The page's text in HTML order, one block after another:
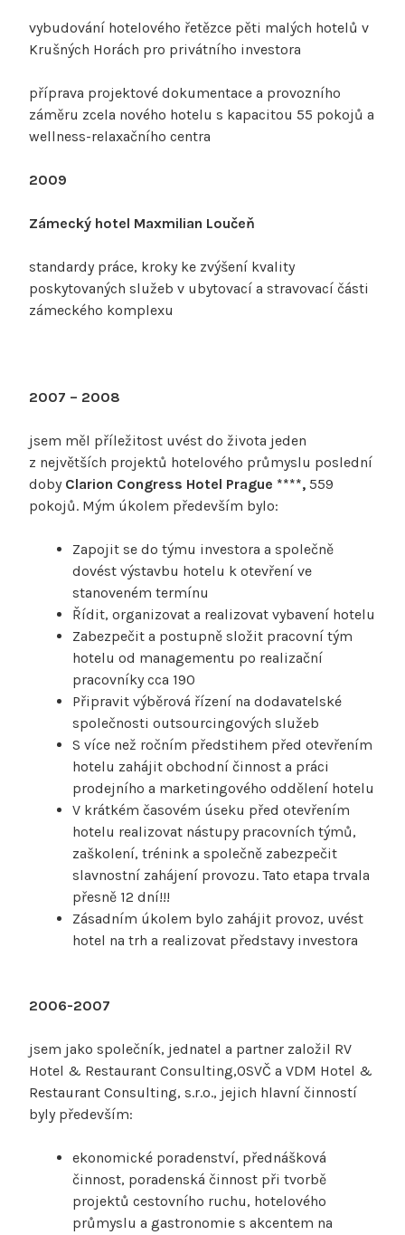
vybudování hotelového řetězce pěti malých hotelů v
Krušných Horách pro privátního investora
příprava projektové dokumentace a provozního
záměru zcela nového hotelu s kapacitou 55 pokojů a
wellness-relaxačního centra
2009
Zámecký hotel Maxmilian Loučeň
standardy práce, kroky ke zvýšení kvality
poskytovaných služeb v ubytovací a stravovací části
zámeckého komplexu
2007 – 2008
jsem měl příležitost uvést do života jeden
z největších projektů hotelového průmyslu poslední
doby Clarion Congress Hotel Prague ****, 559
pokojů. Mým úkolem především bylo:
Zapojit se do týmu investora a společně
dovést výstavbu hotelu k otevření ve
stanoveném termínu
Řídit, organizovat a realizovat vybavení hotelu
Zabezpečit a postupně složit pracovní tým
hotelu od managementu po realizační
pracovníky cca 190
Připravit výběrová řízení na dodavatelské
společnosti outsourcingových služeb
S více než ročním předstihem před otevřením
hotelu zahájit obchodní činnost a práci
prodejního a marketingového oddělení hotelu
V krátkém časovém úseku před otevřením
hotelu realizovat nástupy pracovních týmů,
zaškolení, trénink a společně zabezpečit
slavnostní zahájení provozu. Tato etapa trvala
přesně 12 dní!!!
Zásadním úkolem bylo zahájit provoz, uvést
hotel na trh a realizovat představy investora
2006-2007
jsem jako společník, jednatel a partner založil RV
Hotel & Restaurant Consulting,OSVČ a VDM Hotel &
Restaurant Consulting, s.r.o., jejich hlavní činností
byly především:
ekonomické poradenství, přednášková
činnost, poradenská činnost při tvorbě
projektů cestovního ruchu, hotelového
průmyslu a gastronomie s akcentem na